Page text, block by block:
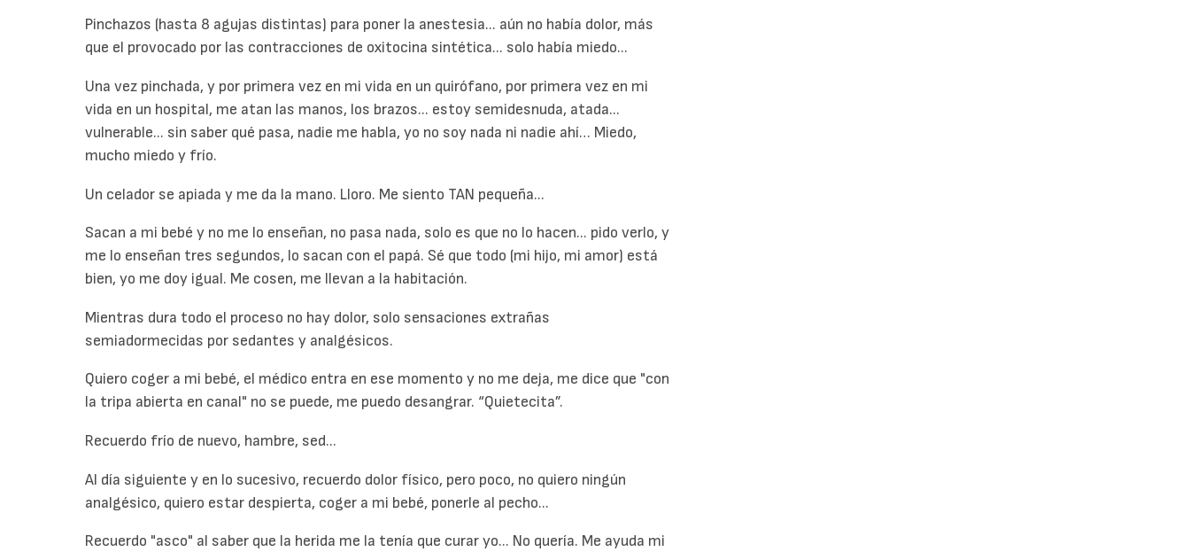
Pinchazos (hasta 8 agujas distintas) para poner la anestesia... aún no había dolor, más
que el provocado por las contracciones de oxitocina sintética... solo había miedo...
Una vez pinchada, y por primera vez en mi vida en un quirófano, por primera vez en mi
vida en un hospital, me atan las manos, los brazos... estoy semidesnuda, atada...
vulnerable... sin saber qué pasa, nadie me habla, yo no soy nada ni nadie ahí… Miedo,
mucho miedo y frío.
Un celador se apiada y me da la mano. Lloro. Me siento TAN pequeña...
Sacan a mi bebé y no me lo enseñan, no pasa nada, solo es que no lo hacen... pido verlo, y
me lo enseñan tres segundos, lo sacan con el papá. Sé que todo (mi hijo, mi amor) está
bien, yo me doy igual. Me cosen, me llevan a la habitación.
Mientras dura todo el proceso no hay dolor, solo sensaciones extrañas
semiadormecidas por sedantes y analgésicos.
Quiero coger a mi bebé, el médico entra en ese momento y no me deja, me dice que "con
la tripa abierta en canal" no se puede, me puedo desangrar. “Quietecita”.
Recuerdo frío de nuevo, hambre, sed...
Al día siguiente y en lo sucesivo, recuerdo dolor físico, pero poco, no quiero ningún
analgésico, quiero estar despierta, coger a mi bebé, ponerle al pecho...
Recuerdo "asco" al saber que la herida me la tenía que curar yo... No quería. Me ayuda mi